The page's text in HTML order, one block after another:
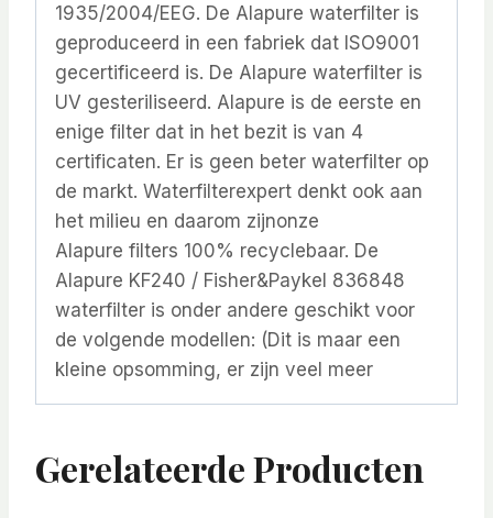
1935/2004/EEG. De Alapure waterfilter is
geproduceerd in een fabriek dat ISO9001
gecertificeerd is. De Alapure waterfilter is
UV gesteriliseerd. Alapure is de eerste en
enige filter dat in het bezit is van 4
certificaten. Er is geen beter waterfilter op
de markt. Waterfilterexpert denkt ook aan
het milieu en daarom zijnonze
Alapure filters 100% recyclebaar. De
Alapure KF240 / Fisher&Paykel 836848
waterfilter is onder andere geschikt voor
de volgende modellen: (Dit is maar een
kleine opsomming, er zijn veel meer
Gerelateerde Producten